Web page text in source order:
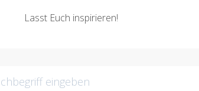
Lasst Euch inspirieren!